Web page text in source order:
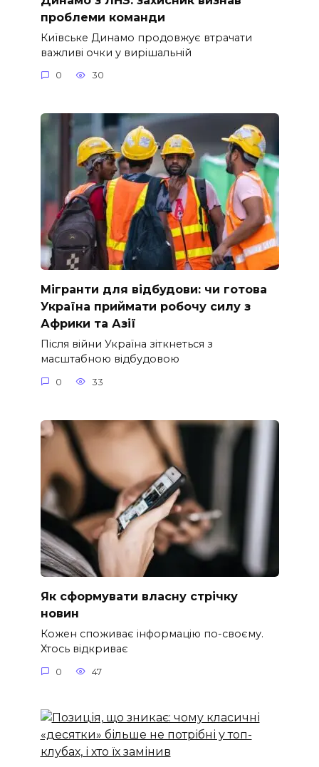
проблеми команди
Київське Динамо продовжує втрачати
важливі очки у вирішальній
0 30
Мігранти для відбудови: чи готова
Україна приймати робочу силу з
Африки та Азії
Після війни Україна зіткнеться з
масштабною відбудовою
0 33
Як сформувати власну стрічку
новин
Кожен споживає інформацію по-своєму.
Хтось відкриває
0 47